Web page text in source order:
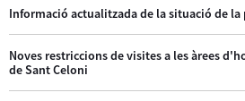
Informació actualitzada de la situació de
Noves restriccions de visites a les àrees
de Sant Celoni